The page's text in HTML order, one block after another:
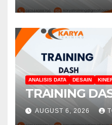
ANALISIS DATA DESAIN
TRAINING
AUGUST 6, 2026